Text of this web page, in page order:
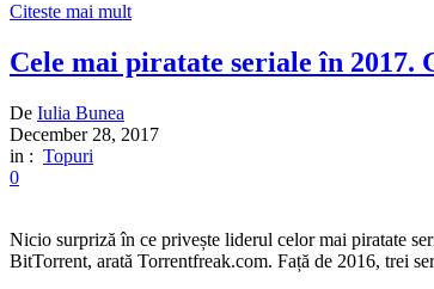
Citeste mai mult
Cele mai piratate seriale în
De Iulia Bunea
December 28, 2017
in : Topuri
0
Nicio surpriză în ce privește liderul celor mai piratate
BitTorrent, arată Torrentfreak.com. Față de 2016, trei